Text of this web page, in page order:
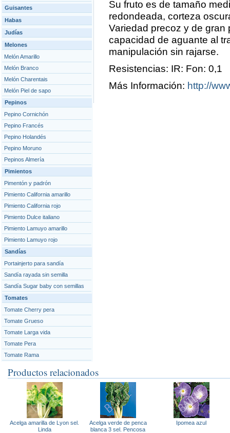
Guisantes
Habas
Judías
Melones
Melón Amarillo
Melón Branco
Melón Charentais
Melón Piel de sapo
Pepinos
Pepino Cornichón
Pepino Francés
Pepino Holandés
Pepino Moruno
Pepinos Almería
Pimientos
Pimentón y padrón
Pimiento California amarillo
Pimiento California rojo
Pimiento Dulce italiano
Pimiento Lamuyo amarillo
Pimiento Lamuyo rojo
Sandías
Portainjerto para sandía
Sandía rayada sin semilla
Sandía Sugar baby con semillas
Tomates
Tomate Cherry pera
Tomate Grueso
Tomate Larga vida
Tomate Pera
Tomate Rama
Su fruto es de tamaño
redondeada, corteza
Variedad precoz y de gran
capacidad de aguante al
manipulación sin rajarse.
Resistencias: IR: Fon: 0,1
Más Información: http://
Productos relacionados
Acelga amarilla de Lyon sel.
Linda
Acelga verde de penca
blanca 3 sel. Pencosa
Ipomea azul